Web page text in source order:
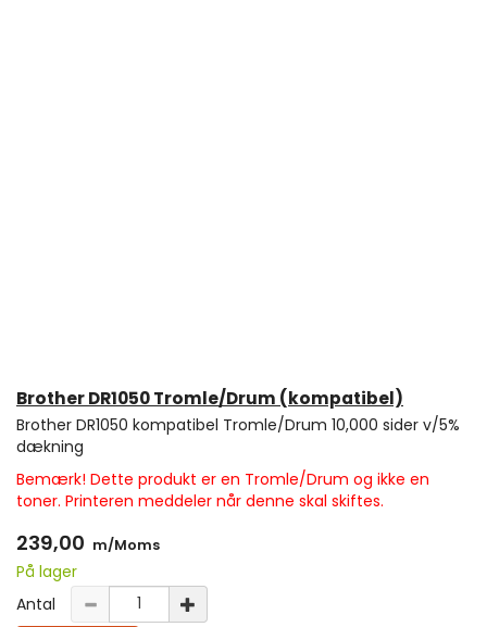
Brother DR1050 Tromle/Drum (kompatibel)
Brother DR1050 kompatibel Tromle/Drum 10,000 sider v/5%
dækning
Bemærk! Dette produkt er en Tromle/Drum og ikke en
toner. Printeren meddeler når denne skal skiftes.
239,00 m/Moms
På lager
Antal